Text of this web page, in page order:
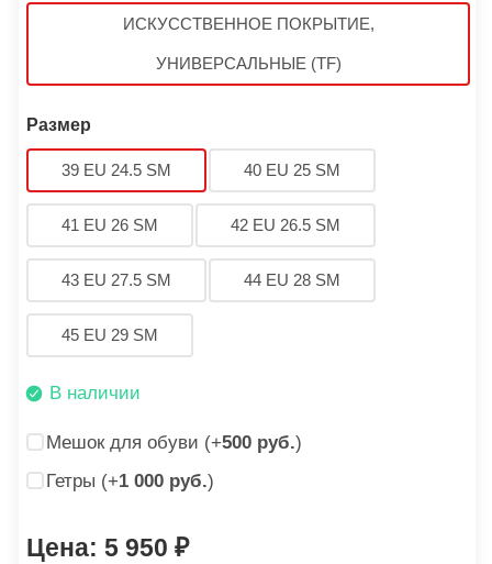
ИСКУССТВЕННОЕ ПОКРЫТИЕ,
УНИВЕРСАЛЬНЫЕ (TF)
Размер
39 EU 24.5 SM 40 EU 25 SM
41 EU 26 SM 42 EU 26.5 SM
43 EU 27.5 SM 44 EU 28 SM
45 EU 29 SM
В наличии
Мешок для обуви (+500 руб.)
Гетры (+1 000 руб.)
5 950